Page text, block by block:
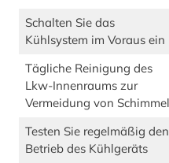
Schalten Sie das
Kühlsystem im Voraus ein
Tägliche Reinigung des
Lkw-Innenraums zur
Vermeidung von Schimmel
Testen Sie regelmäßig den
Betrieb des Kühlgeräts